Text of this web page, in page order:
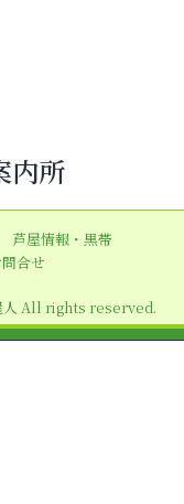
内所
芦屋情報・黒帯
合せ
人 All rights reserved.